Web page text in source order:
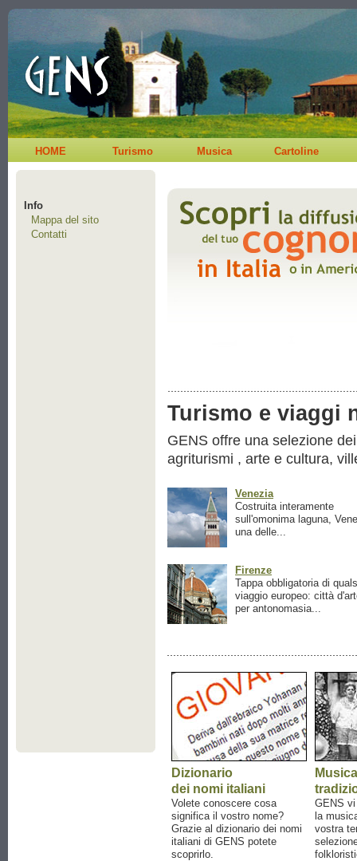
HOME Turismo Musica Cartoline
Info
Mappa del sito
Contatti
Turismo e viaggi
GENS offre una selezione
agriturismi , arte e cultura,
Venezia
Costruita interamente
sull'omonima laguna,
una delle...
Firenze
Tappa obbligatoria di
viaggio europeo: città
per antonomasia...
Dizionario
dei nomi italiani
Volete conoscere cosa
significa il vostro nome?
Grazie al dizionario dei nomi
italiani di GENS potete
scoprirlo.
Musica
GENS
la
vostra